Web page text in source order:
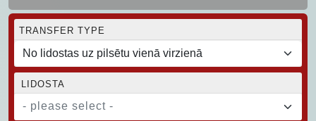
TRANSFER TYPE
LIDOSTA
- please select -